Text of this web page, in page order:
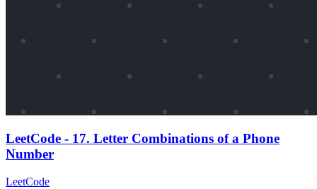
LeetCode - 17. Letter Combinations of a Phone
Number
LeetCode